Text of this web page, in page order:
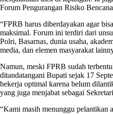
Forum Pengurangan Risiko
“FPRB harus diberdayakan agar
maksimal. Forum ini terdiri dari
Polri, Basarnas, dunia usaha,
media, dan elemen masyarakat
Namun, meski FPRB sudah
ditandatangani Bupati sejak 17
bekerja optimal karena belum
yang juga menjabat sebagai
“Kami masih menunggu pelantikan